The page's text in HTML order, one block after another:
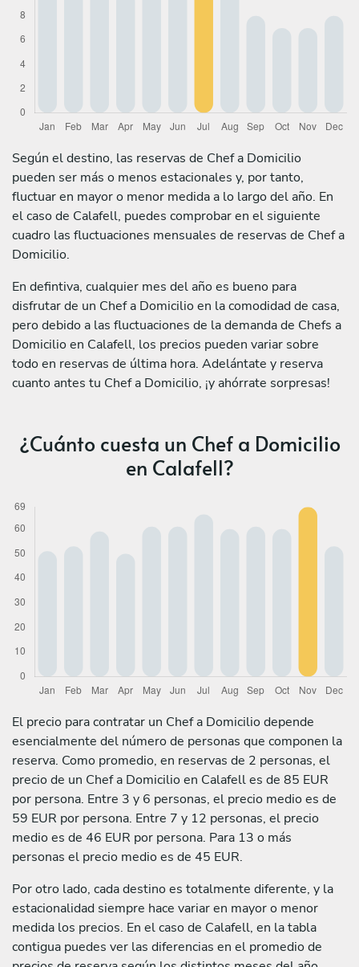
Según el destino, las reservas de Chef a Domicilio
pueden ser más o menos estacionales y, por tanto,
fluctuar en mayor o menor medida a lo largo del año. En
el caso de Calafell, puedes comprobar en el siguiente
cuadro las fluctuaciones mensuales de reservas de Chef a
Domicilio.
En defintiva, cualquier mes del año es bueno para
disfrutar de un Chef a Domicilio en la comodidad de casa,
pero debido a las fluctuaciones de la demanda de Chefs a
Domicilio en Calafell, los precios pueden variar sobre
todo en reservas de última hora. Adelántate y reserva
cuanto antes tu Chef a Domicilio, ¡y ahórrate sorpresas!
¿Cuánto cuesta un Chef a Domicilio
en Calafell?
El precio para contratar un Chef a Domicilio depende
esencialmente del número de personas que componen la
reserva. Como promedio, en reservas de 2 personas, el
precio de un Chef a Domicilio en Calafell es de 85 EUR
por persona. Entre 3 y 6 personas, el precio medio es de
59 EUR por persona. Entre 7 y 12 personas, el precio
medio es de 46 EUR por persona. Para 13 o más
personas el precio medio es de 45 EUR.
Por otro lado, cada destino es totalmente diferente, y la
estacionalidad siempre hace variar en mayor o menor
medida los precios. En el caso de Calafell, en la tabla
contigua puedes ver las diferencias en el promedio de